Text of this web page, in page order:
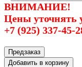
ВНИМАНИЕ!
Цены уточнять
+7 (925) 337-45-
Предзаказ
Добавить в корзину